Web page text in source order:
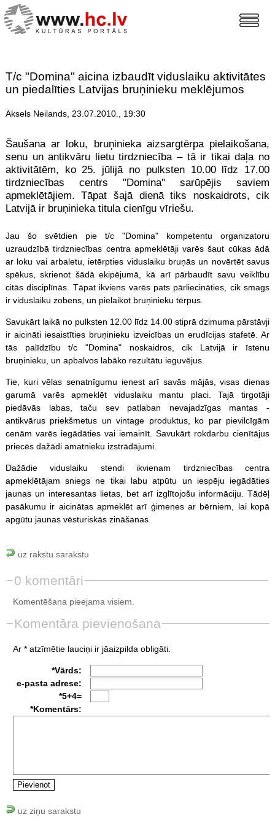
T/c "Domina" aicina izbaudīt viduslaiku aktivitātes
un piedalīties Latvijas bruņinieku meklējumos
Aksels Neilands, 23.07.2010., 19:30
Šaušana ar loku, bruņinieka aizsargtērpa pielaikošana,
senu un antikvāru lietu tirdzniecība – tā ir tikai daļa no
aktivitātēm, ko 25. jūlijā no pulksten 10.00 līdz 17.00
tirdzniecības centrs "Domina" sarūpējis saviem
apmeklētājiem. Tāpat šajā dienā tiks noskaidrots, cik
Latvijā ir bruņinieka titula cienīgu vīriešu.
Jau šo svētdien pie t/c "Domina" kompetentu organizatoru
uzraudzībā tirdzniecības centra apmeklētāji varēs šaut cūkas ādā
ar loku vai arbaletu, ietērpties viduslaiku bruņās un novērtēt savus
spēkus, skrienot šādā ekipējumā, kā arī pārbaudīt savu veiklību
citās disciplīnās. Tāpat ikviens varēs pats pārliecināties, cik smags
ir viduslaiku zobens, un pielaikot bruņinieku tērpus.
Savukārt laikā no pulksten 12.00 līdz 14.00 stiprā dzimuma pārstāvji
ir aicināti iesaistīties bruņinieku izveicības un erudīcijas stafetē. Ar
tās palīdzību t/c "Domina" noskaidros, cik Latvijā ir īstenu
bruņinieku, un apbalvos labāko rezultātu ieguvējus.
Tie, kuri vēlas senatnīgumu ienest arī savās mājās, visas dienas
garumā varēs apmeklēt viduslaiku mantu placi. Tajā tirgotāji
piedāvās labas, taču sev patlaban nevajadzīgas mantas -
antikvārus priekšmetus un vintage produktus, ko par pievilcīgām
cenām varēs iegādāties vai iemainīt. Savukārt rokdarbu cienītājus
priecēs dažādi amatnieku izstrādājumi.
Dažādie viduslaiku stendi ikvienam tirdzniecības centra
apmeklētājam sniegs ne tikai labu atpūtu un iespēju iegādāties
jaunas un interesantas lietas, bet arī izglītojošu informāciju. Tādēļ
pasākumu ir aicinātas apmeklēt arī ģimenes ar bērniem, lai kopā
apgūtu jaunas vēsturiskās zināšanas.
uz rakstu sarakstu
0 komentāri
Komentēšana pieejama visiem.
Komentāra pievienošana
Ar * atzīmētie lauciņi ir jāaizpilda obligāti.
*Vārds:
e-pasta adrese:
*5+4=
*Komentārs:
uz ziņu sarakstu